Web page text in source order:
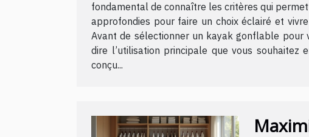
fondamental de connaître les critères qui
approfondies pour faire un choix éclairé et
Avant de sélectionner un kayak gonflable pour
dire l’utilisation principale que vous
conçu...